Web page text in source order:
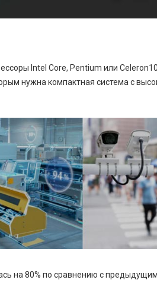
Intel Core, Pentium или
нужна компактная система с
на 80% по сравнению с